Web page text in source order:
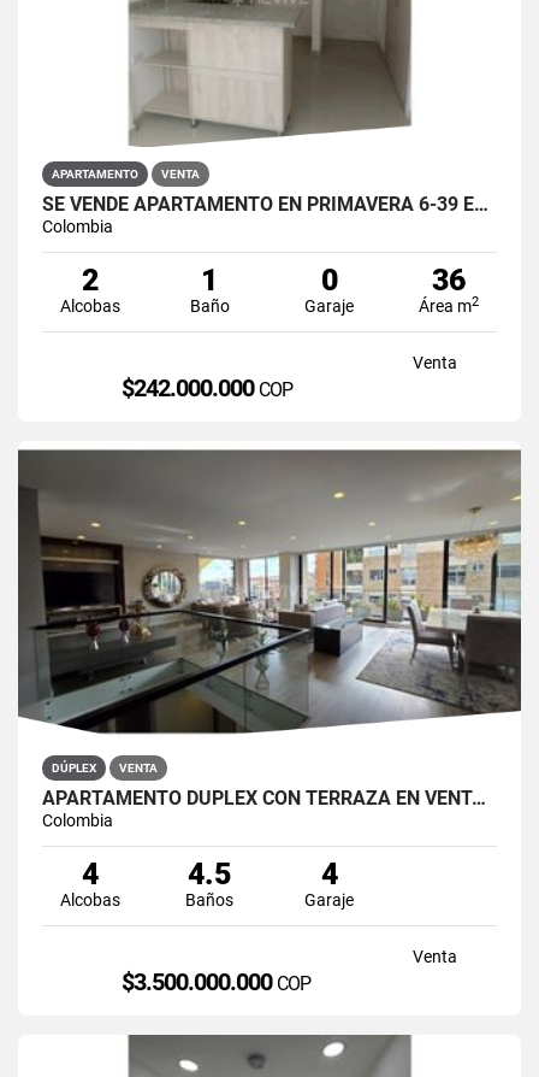
APARTAMENTO VENTA
SE VENDE APARTAMENTO EN PRIMAVERA 6-39 ET 2 PUENTE ARANDA
Colombia
2
Alcobas
1
Baño
0
Garaje
36
Área m2
Venta
$242.000.000 COP
DÚPLEX VENTA
APARTAMENTO DÚPLEX CON TERRAZA EN VENTA BELLA SUIZA USAQUÉN BOGOTÁ
Colombia
4
Alcobas
4.5
Baños
4
Garaje
Venta
$3.500.000.000 COP